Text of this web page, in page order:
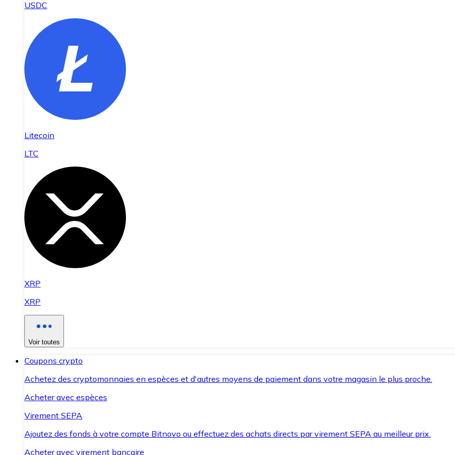
USDC
Litecoin
LTC
XRP
XRP
Voir toutes
Coupons crypto
Achetez des cryptomonnaies en espèces et d'autres moyens de paiement dans votre magasin le plus proche.
Acheter avec espèces
Virement SEPA
Ajoutez des fonds à votre compte Bitnovo ou effectuez des achats directs par virement SEPA au meilleur prix.
Acheter avec virement bancaire